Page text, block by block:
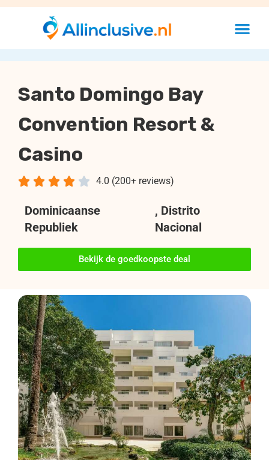
Santo Domingo Bay
Convention Resort &
Casino
4.0 (200+ reviews)
    
Dominicaanse
Republiek
, Distrito
Nacional
Bekijk de goedkoopste deal